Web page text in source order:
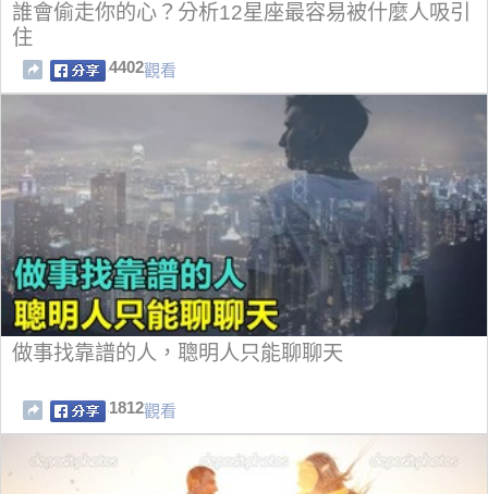
誰會偷走你的心？分析12星座最容易被什麼人吸引
住
4402觀看
做事找靠譜的人，聰明人只能聊聊天
1812觀看